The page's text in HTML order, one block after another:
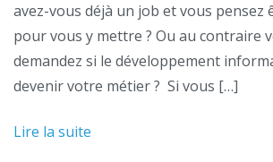
Pour
les
néophytes.
avez-vous déjà un job et vous pensez
pour vous y mettre ? Ou au contraire
demandez si le développement
devenir votre métier ? Si vous […]
Lire la suite